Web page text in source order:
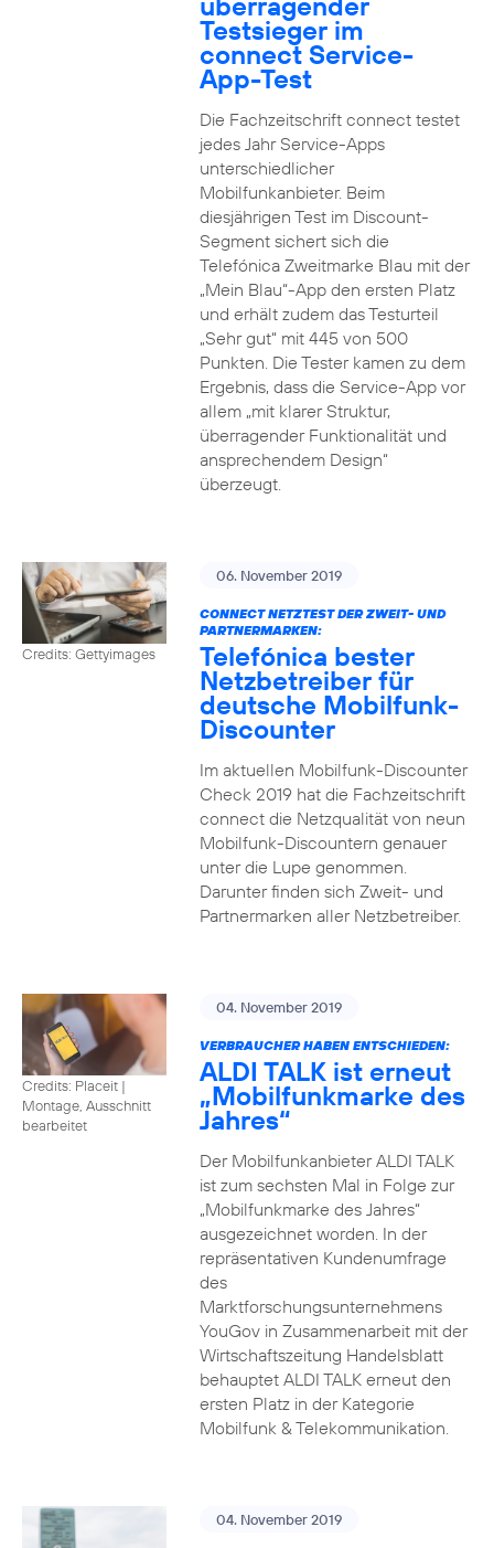
Testsieger im
connect Service-
App-Test
Die Fachzeitschrift connect testet
jedes Jahr Service-Apps
unterschiedlicher
Mobilfunkanbieter. Beim
diesjährigen Test im Discount-
Segment sichert sich die
Telefónica Zweitmarke Blau mit der
„Mein Blau“-App den ersten Platz
und erhält zudem das Testurteil
„Sehr gut“ mit 445 von 500
Punkten. Die Tester kamen zu dem
Ergebnis, dass die Service-App vor
allem „mit klarer Struktur,
überragender Funktionalität und
ansprechendem Design“
überzeugt.
Credits: Gettyimages
06. November 2019
CONNECT NETZTEST DER ZWEIT- UND
PARTNERMARKEN:
Telefónica bester
Netzbetreiber für
deutsche Mobilfunk-
Discounter
Im aktuellen Mobilfunk-Discounter
Check 2019 hat die Fachzeitschrift
connect die Netzqualität von neun
Mobilfunk-Discountern genauer
unter die Lupe genommen.
Darunter finden sich Zweit- und
Partnermarken aller Netzbetreiber.
Credits: Placeit |
Montage, Ausschnitt
bearbeitet
04. November 2019
VERBRAUCHER HABEN ENTSCHIEDEN:
ALDI TALK ist erneut
„Mobilfunkmarke des
Jahres“
Der Mobilfunkanbieter ALDI TALK
ist zum sechsten Mal in Folge zur
„Mobilfunkmarke des Jahres“
ausgezeichnet worden. In der
repräsentativen Kundenumfrage
des
Marktforschungsunternehmens
YouGov in Zusammenarbeit mit der
Wirtschaftszeitung Handelsblatt
behauptet ALDI TALK erneut den
ersten Platz in der Kategorie
Mobilfunk & Telekommunikation.
04. November 2019